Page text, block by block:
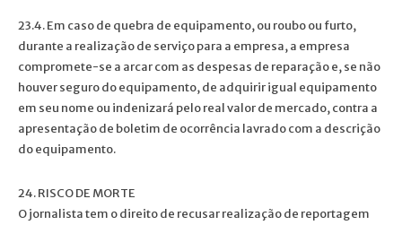
23.4. Em caso de quebra de equipamento, ou roubo ou furto,
durante a realização de serviço para a empresa, a empresa
compromete-se a arcar com as despesas de reparação e, se não
houver seguro do equipamento, de adquirir igual equipamento
em seu nome ou indenizará pelo real valor de mercado, contra a
apresentação de boletim de ocorrência lavrado com a descrição
do equipamento.
24. RISCO DE MORTE
O jornalista tem o direito de recusar realização de reportagem